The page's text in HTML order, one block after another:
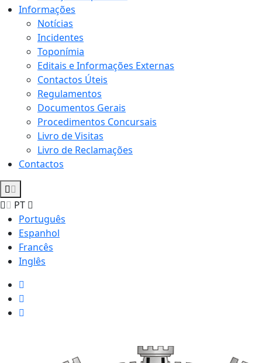
Informações
Notícias
Incidentes
Toponímia
Editais e Informações Externas
Contactos Úteis
Regulamentos
Documentos Gerais
Procedimentos Concursais
Livro de Visitas
Livro de Reclamações
Contactos
PT
Português
Espanhol
Francês
Inglês